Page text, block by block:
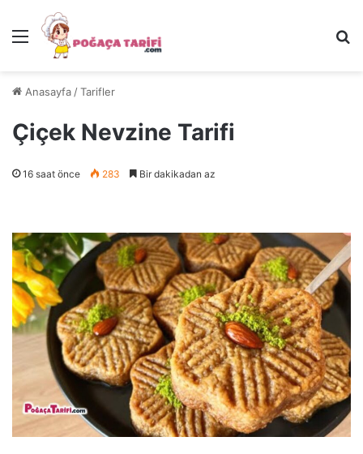
Menü
Anasayfa /Tarifler
Çiçek Nevzine Tarifi
16 saat önce 283 Bir dakikadan az